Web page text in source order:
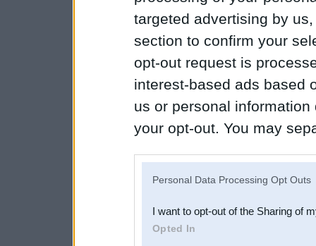
targeted advertising by
section to confirm your
opt-out request is
interest-based ads based
us or personal
your opt-out. You may
Downstream Participants
third parties.
Personal Data Processing Opt Outs
I want to opt-out of the Sharing of
Opted In